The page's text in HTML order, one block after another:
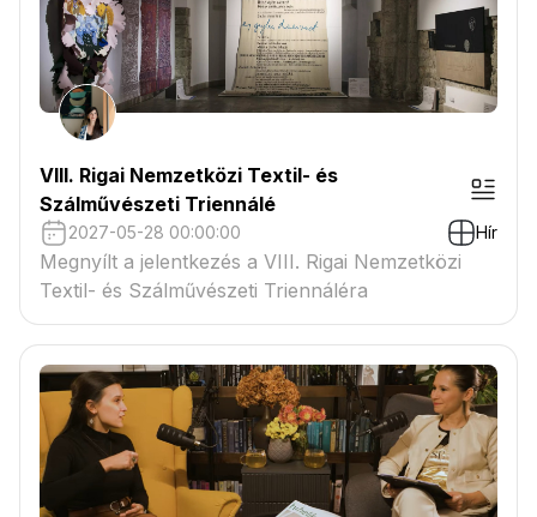
VIII. Rigai Nemzetközi Textil- és
Szálművészeti Triennálé
2027-05-28 00:00:00 Hír
Megnyílt a jelentkezés a VIII. Rigai Nemzetközi
Textil- és Szálművészeti Triennáléra